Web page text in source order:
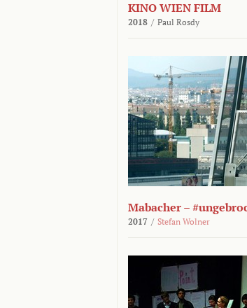
KINO WIEN FILM
2018 / Paul Rosdy
Mabacher –
2017 / Stefan Wolner